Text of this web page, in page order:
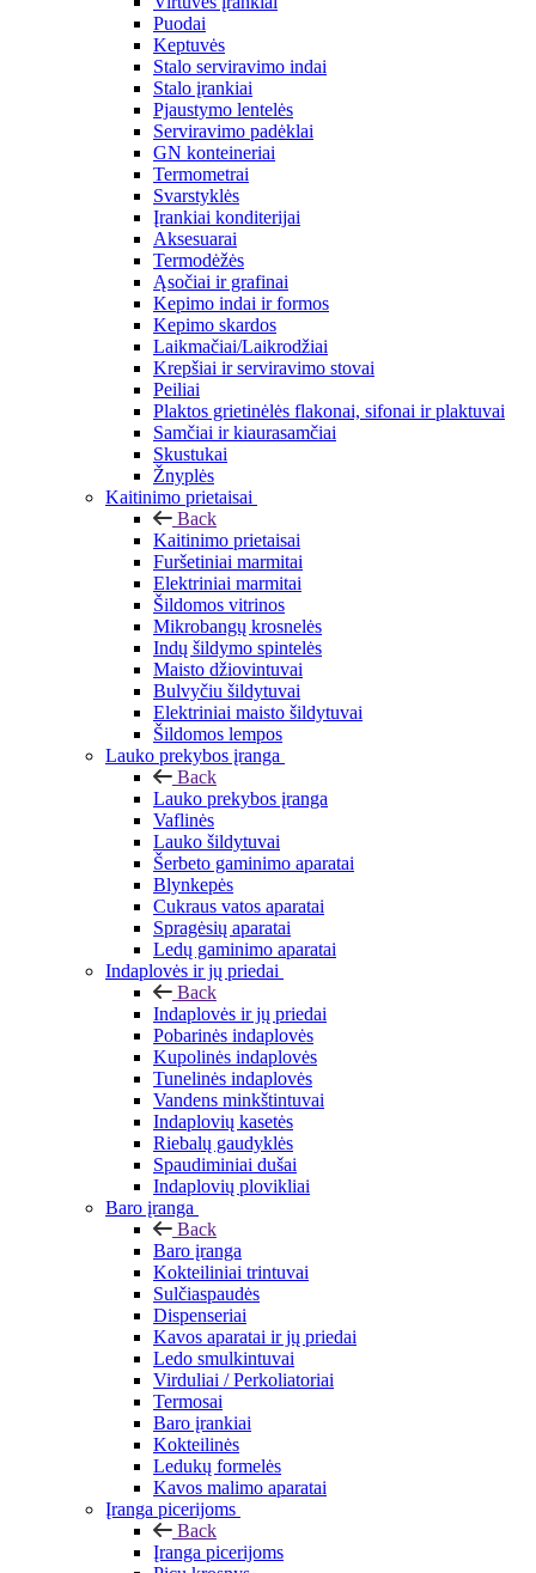
Puodai
Keptuvės
Stalo serviravimo indai
Stalo įrankiai
Pjaustymo lentelės
Serviravimo padėklai
GN konteineriai
Termometrai
Svarstyklės
Įrankiai konditerijai
Aksesuarai
Termodėžės
Ąsočiai ir grafinai
Kepimo indai ir formos
Kepimo skardos
Laikmačiai/Laikrodžiai
Krepšiai ir serviravimo stovai
Peiliai
Plaktos grietinėlės flakonai, sifonai ir plaktuvai
Samčiai ir kiaurasamčiai
Skustukai
Žnyplės
Kaitinimo prietaisai
Back
Kaitinimo prietaisai
Furšetiniai marmitai
Elektriniai marmitai
Šildomos vitrinos
Mikrobangų krosnelės
Indų šildymo spintelės
Maisto džiovintuvai
Bulvyčiu šildytuvai
Elektriniai maisto šildytuvai
Šildomos lempos
Lauko prekybos įranga
Back
Lauko prekybos įranga
Vaflinės
Lauko šildytuvai
Šerbeto gaminimo aparatai
Blynkepės
Cukraus vatos aparatai
Spragėsių aparatai
Ledų gaminimo aparatai
Indaplovės ir jų priedai
Back
Indaplovės ir jų priedai
Pobarinės indaplovės
Kupolinės indaplovės
Tunelinės indaplovės
Vandens minkštintuvai
Indaplovių kasetės
Riebalų gaudyklės
Spaudiminiai dušai
Indaplovių plovikliai
Baro įranga
Back
Baro įranga
Kokteiliniai trintuvai
Sulčiaspaudės
Dispenseriai
Kavos aparatai ir jų priedai
Ledo smulkintuvai
Virduliai / Perkoliatoriai
Termosai
Baro įrankiai
Kokteilinės
Ledukų formelės
Kavos malimo aparatai
Įranga picerijoms
Back
Įranga picerijoms